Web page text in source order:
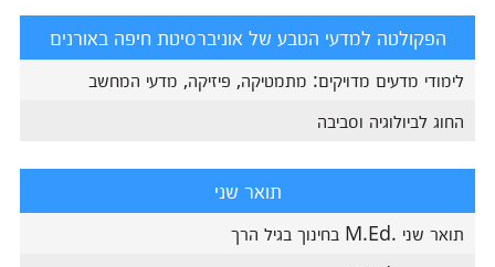
הפקולטה למדעי הטבע של אוניברסיטת חיפה באורנים
לימודי מדעים מדויקים: מתמטיקה, פיזיקה, מדעי המחשב
החוג לביולוגיה וסביבה
תואר שני
תואר שני .M.Ed בחינוך בגיל הרך